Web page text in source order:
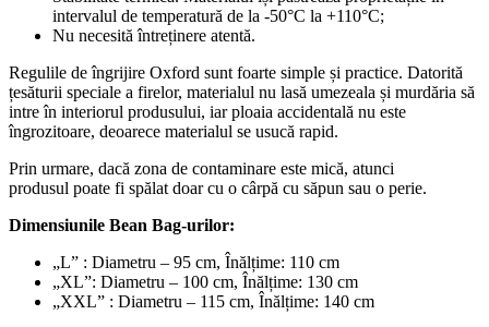
intervalul de temperatură de la -50°С la +110°С;
Nu necesită întreținere atentă.
Regulile de îngrijire Oxford sunt foarte simple și practice. Datorită
țesăturii speciale a firelor, materialul nu lasă umezeala și murdăria să
intre în interiorul produsului, iar ploaia accidentală nu este
îngrozitoare, deoarece materialul se usucă rapid.
Prin urmare, dacă zona de contaminare este mică, atunci
produsul poate fi spălat doar cu o cârpă cu săpun sau o perie.
Dimensiunile Bean Bag-urilor:
„L” : Diametru – 95 cm, Înălțime: 110 cm
„XL”: Diametru – 100 cm, Înălțime: 130 cm
„XXL” : Diametru – 115 cm, Înălțime: 140 cm